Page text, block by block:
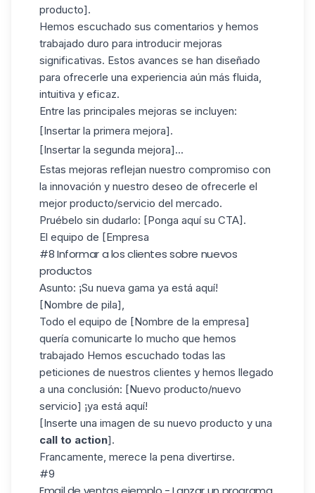
producto].
Hemos escuchado sus comentarios y hemos
trabajado duro para introducir mejoras
significativas. Estos avances se han diseñado
para ofrecerle una experiencia aún más fluida,
intuitiva y eficaz.
Entre las principales mejoras se incluyen:
[Insertar la primera mejora].
[Insertar la segunda mejora]...
Estas mejoras reflejan nuestro compromiso con
la innovación y nuestro deseo de ofrecerle el
mejor producto/servicio del mercado.
Pruébelo sin dudarlo: [Ponga aquí su CTA].
El equipo de [Empresa
#8 Informar a los clientes sobre nuevos
productos
Asunto: ¡Su nueva gama ya está aquí!
[Nombre de pila],
Todo el equipo de [Nombre de la empresa]
quería comunicarte lo mucho que hemos
trabajado Hemos escuchado todas las
peticiones de nuestros clientes y hemos llegado
a una conclusión: [Nuevo producto/nuevo
servicio] ¡ya está aquí!
[Inserte una imagen de su nuevo producto y una
call to action].
Francamente, merece la pena divertirse.
#9